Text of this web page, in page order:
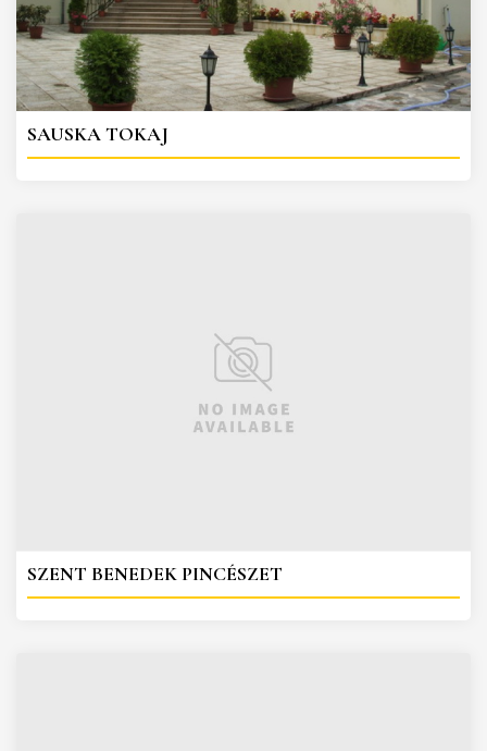
SAUSKA TOKAJ
SZENT BENEDEK PINCÉSZET